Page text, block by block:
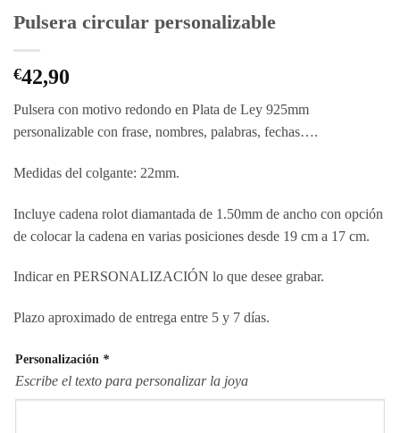
Pulsera circular personalizable
€42,90
Pulsera con motivo redondo en Plata de Ley 925mm
personalizable con frase, nombres, palabras, fechas….
Medidas del colgante: 22mm.
Incluye cadena rolot diamantada de 1.50mm de ancho con opción
de colocar la cadena en varias posiciones desde 19 cm a 17 cm.
Indicar en PERSONALIZACIÓN lo que desee grabar.
Plazo aproximado de entrega entre 5 y 7 días.
Personalización *
Escribe el texto para personalizar la joya